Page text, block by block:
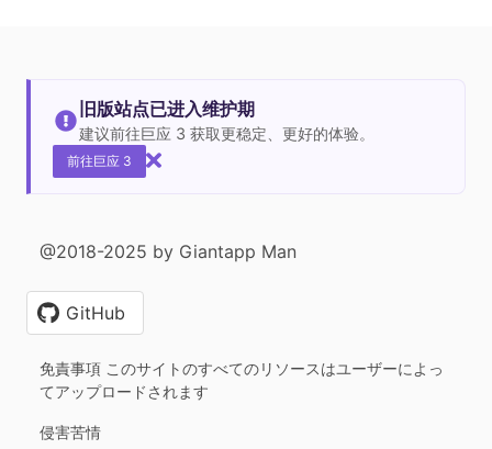
旧版站点已进入维护期
建议前往巨应 3 获取更稳定、更好的体验。
前往巨应 3
@2018-2025 by Giantapp Man
GitHub
免責事項 このサイトのすべてのリソースはユーザーによっ
てアップロードされます
侵害苦情